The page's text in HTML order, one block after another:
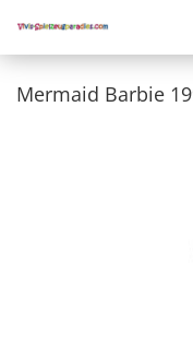
Mermaid Barbie